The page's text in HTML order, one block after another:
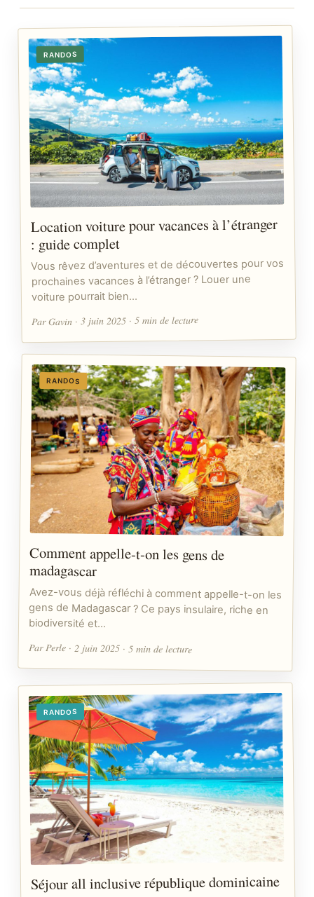
RANDOS
Location voiture pour vacances à l’étranger
: guide complet
Vous rêvez d’aventures et de découvertes pour vos
prochaines vacances à l’étranger ? Louer une
voiture pourrait bien…
Par Gavin · 3 juin 2025 · 5 min de lecture
RANDOS
Comment appelle-t-on les gens de
madagascar
Avez-vous déjà réfléchi à comment appelle-t-on les
gens de Madagascar ? Ce pays insulaire, riche en
biodiversité et…
Par Perle · 2 juin 2025 · 5 min de lecture
RANDOS
Séjour all inclusive république dominicaine